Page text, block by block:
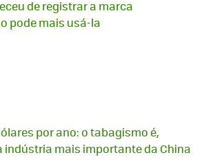
de registrar a marca
pode mais usá-la
por ano: o tabagismo é,
indústria mais importante da China